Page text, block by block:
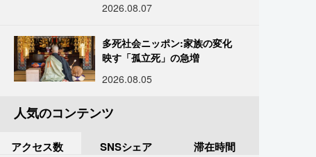
2026.08.07
多死社会ニッポン:家族の変化
映す「孤立死」の急増
2026.08.05
人気のコンテンツ
アクセス数 SNSシェア 滞在時間